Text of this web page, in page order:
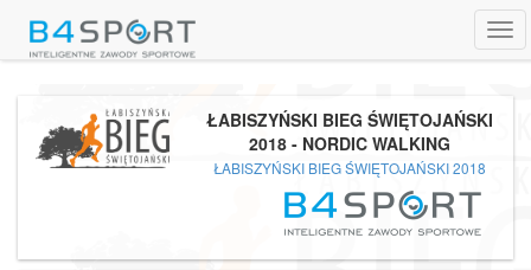
ŁABISZYŃSKI BIEG ŚWIĘTOJAŃSKI
2018 - NORDIC WALKING
ŁABISZYŃSKI BIEG ŚWIĘTOJAŃSKI 2018